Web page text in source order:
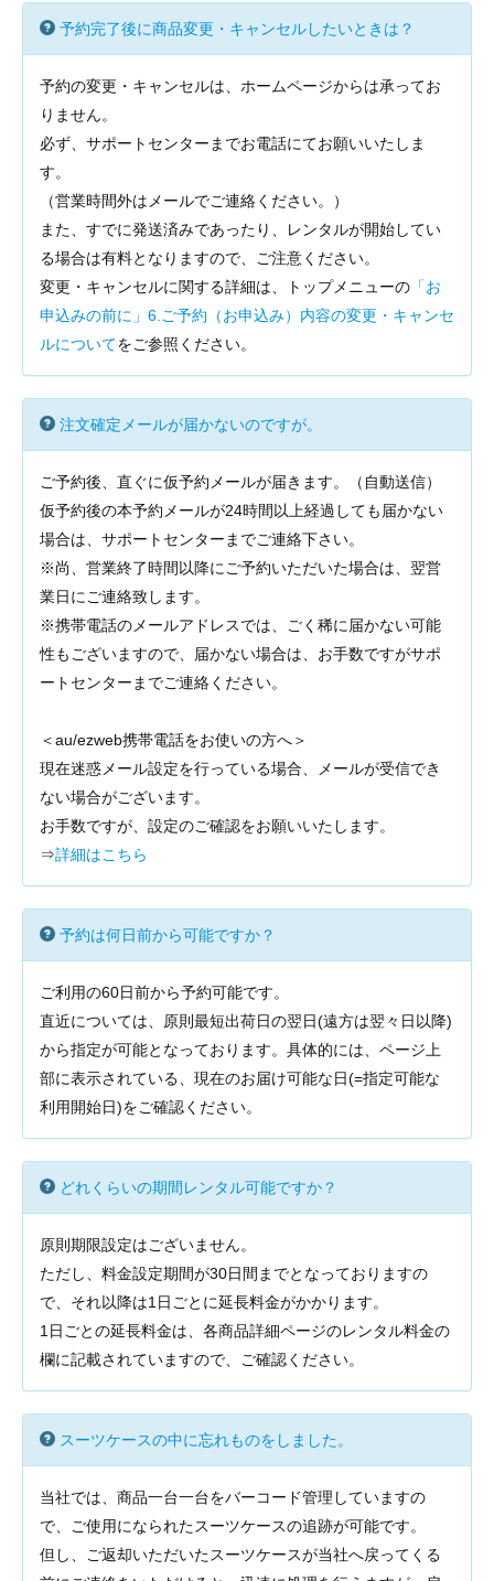
予約完了後に商品変更・キャンセルしたいときは？
予約の変更・キャンセルは、ホームページからは承ってお
りません。
必ず、サポートセンターまでお電話にてお願いいたしま
す。
（営業時間外はメールでご連絡ください。）
また、すでに発送済みであったり、レンタルが開始してい
る場合は有料となりますので、ご注意ください。
変更・キャンセルに関する詳細は、トップメニューの 「お
申込みの前に」6.ご予約（お申込み）内容の変更・キャンセ
ルについてをご参照ください。
注文確定メールが届かないのですが。
ご予約後、直ぐに仮予約メールが届きます。（自動送信）
仮予約後の本予約メールが24時間以上経過しても届かない
場合は、サポートセンターまでご連絡下さい。
※尚、営業終了時間以降にご予約いただいた場合は、翌営
業日にご連絡致します。
※携帯電話のメールアドレスでは、ごく稀に届かない可能
性もございますので、届かない場合は、お手数ですがサポ
ートセンターまでご連絡ください。
＜au/ezweb携帯電話をお使いの方へ＞
現在迷惑メール設定を行っている場合、メールが受信でき
ない場合がございます。
お手数ですが、設定のご確認をお願いいたします。
⇒詳細はこちら
予約は何日前から可能ですか？
ご利用の60日前から予約可能です。
直近については、原則最短出荷日の翌日(遠方は翌々日以降)
から指定が可能となっております。具体的には、ページ上
部に表示されている、現在のお届け可能な日(=指定可能な
利用開始日)をご確認ください。
どれくらいの期間レンタル可能ですか？
原則期限設定はございません。
ただし、料金設定期間が30日間までとなっておりますの
で、それ以降は1日ごとに延長料金がかかります。
1日ごとの延長料金は、各商品詳細ページのレンタル料金の
欄に記載されていますので、ご確認ください。
スーツケースの中に忘れものをしました。
当社では、商品一台一台をバーコード管理していますの
で、ご使用になられたスーツケースの追跡が可能です。
但し、ご返却いただいたスーツケースが当社へ戻ってくる